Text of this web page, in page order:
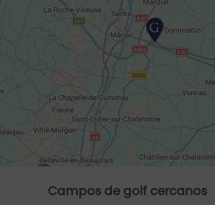
Campos de golf cercanos